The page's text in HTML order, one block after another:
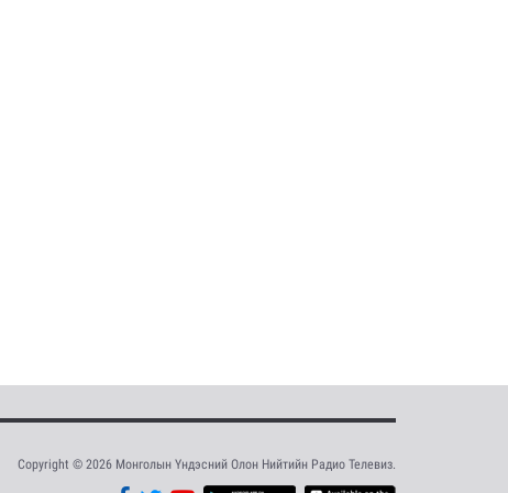
Copyright © 2026 Монголын Үндэсний Олон Нийтийн Радио Телевиз.